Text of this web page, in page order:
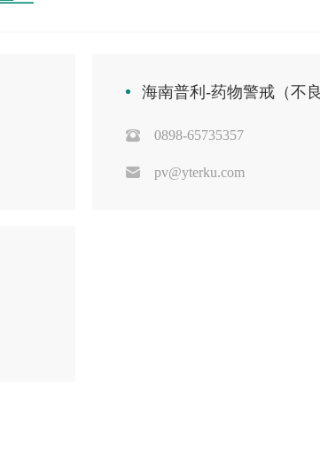
海南普利-药物警戒（不良
0898-65735357
pv@yterku.com